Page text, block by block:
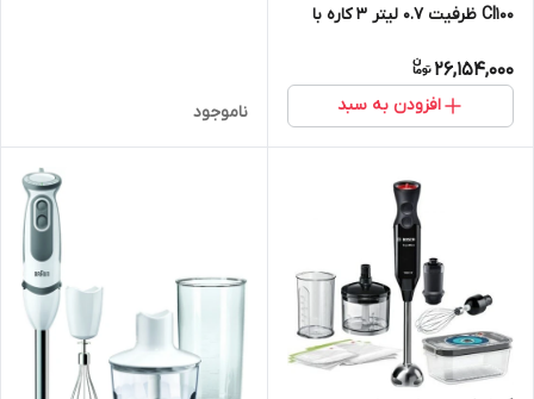
CI100 ظرفیت ۰.۷ لیتر ۳ کاره با
26,154,000
افزودن به سبد ناموجود